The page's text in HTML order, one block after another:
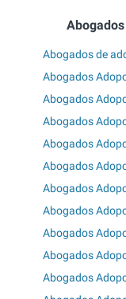
Abogados de
Abogados
Abogados
Abogados
Abogados
Abogados
Abogados
Abogados
Abogados
Abogados
Abogados